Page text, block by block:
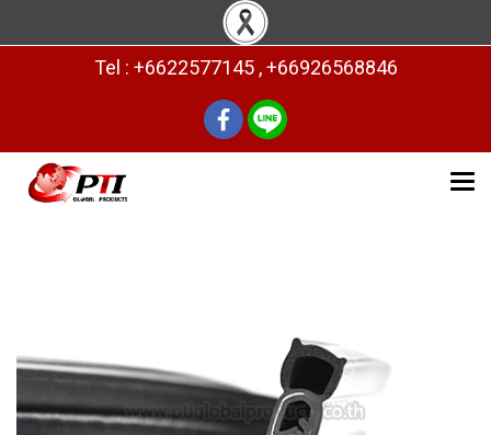
Tel : +6622577145 , +66926568846